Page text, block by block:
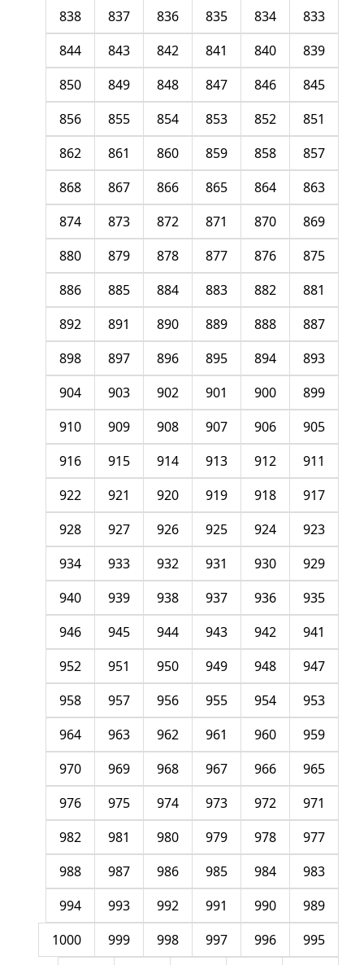
833
834
835
836
837
838
839
840
841
842
843
844
845
846
847
848
849
850
851
852
853
854
855
856
857
858
859
860
861
862
863
864
865
866
867
868
869
870
871
872
873
874
875
876
877
878
879
880
881
882
883
884
885
886
887
888
889
890
891
892
893
894
895
896
897
898
899
900
901
902
903
904
905
906
907
908
909
910
911
912
913
914
915
916
917
918
919
920
921
922
923
924
925
926
927
928
929
930
931
932
933
934
935
936
937
938
939
940
941
942
943
944
945
946
947
948
949
950
951
952
953
954
955
956
957
958
959
960
961
962
963
964
965
966
967
968
969
970
971
972
973
974
975
976
977
978
979
980
981
982
983
984
985
986
987
988
989
990
991
992
993
994
995
996
997
998
999
1000